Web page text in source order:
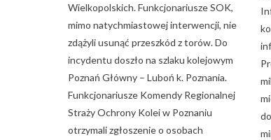
Wielkopolskich. Funkcjonariusze SOK,
mimo natychmiastowej interwencji, nie
zdążyli usunąć przeszkód z torów. Do
incydentu doszło na szlaku kolejowym
Poznań Główny – Luboń k. Poznania.
Funkcjonariusze Komendy Regionalnej
Straży Ochrony Kolei w Poznaniu
otrzymali zgłoszenie o osobach